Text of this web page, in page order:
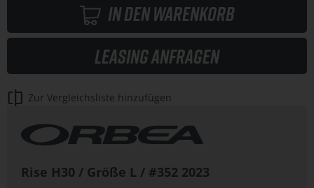
In den Warenkorb
Leasing anfragen
Zur Vergleichsliste hinzufügen
Rise H30 / Größe L / #352 2023